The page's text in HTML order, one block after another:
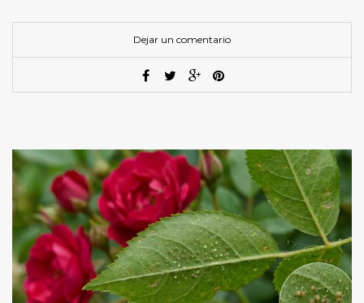
Dejar un comentario